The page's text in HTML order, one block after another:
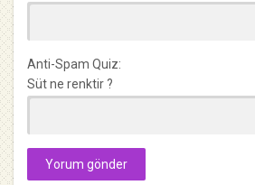
Anti-Spam Quiz:
Süt ne renktir ?